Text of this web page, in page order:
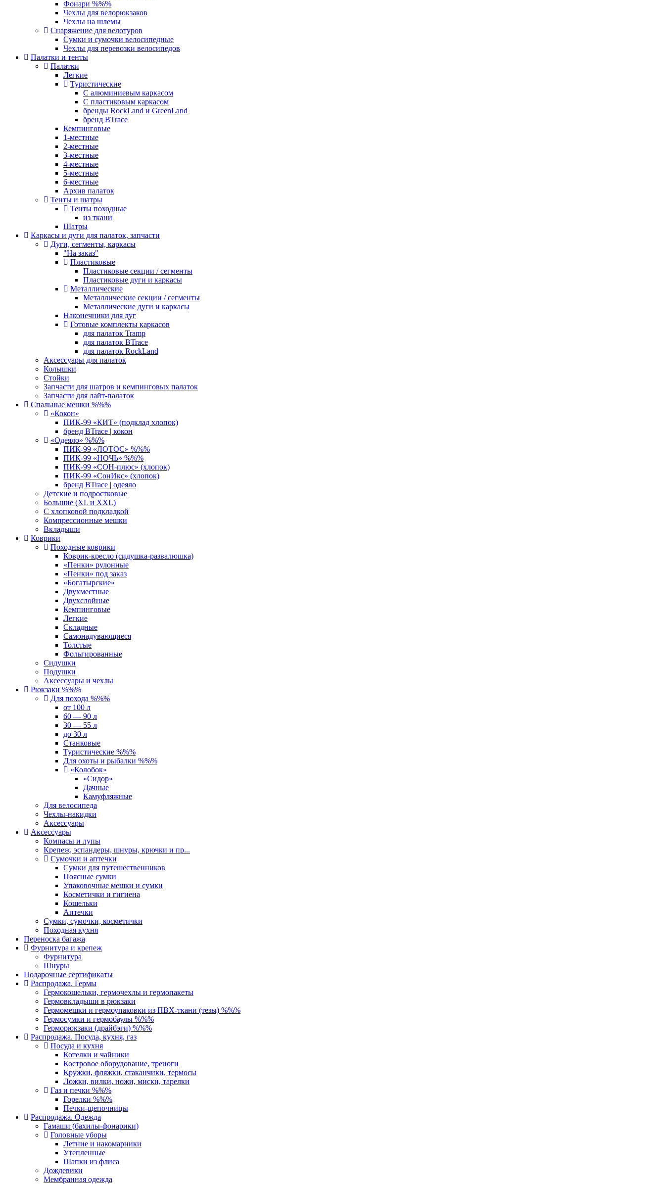
Фонари %%%
Чехлы для велорюкзаков
Чехлы на шлемы
Снаряжение для велотуров
Сумки и сумочки велосипедные
Чехлы для перевозки велосипедов
Палатки и тенты
Палатки
Легкие
Туристические
С алюминиевым каркасом
С пластиковым каркасом
бренды RockLand и GreenLand
бренд BTrace
Кемпинговые
1-местные
2-местные
3-местные
4-местные
5-местные
6-местные
Архив палаток
Тенты и шатры
Тенты походные
из ткани
Шатры
Каркасы и дуги для палаток, запчасти
Дуги, сегменты, каркасы
"На заказ"
Пластиковые
Пластиковые секции / сегменты
Пластиковые дуги и каркасы
Металлические
Металлические секции / сегменты
Металлические дуги и каркасы
Наконечники для дуг
Готовые комплекты каркасов
для палаток Tramp
для палаток BTrace
для палаток RockLand
Аксессуары для палаток
Колышки
Стойки
Запчасти для шатров и кемпинговых палаток
Запчасти для лайт-палаток
Спальные мешки %%%
«Кокон»
ПИК-99 «КИТ» (подклад хлопок)
бренд BTrace | кокон
«Одеяло» %%%
ПИК-99 «ЛОТОС» %%%
ПИК-99 «НОЧЬ» %%%
ПИК-99 «СОН-плюс» (хлопок)
ПИК-99 «СонИкс» (хлопок)
бренд BTrace | одеяло
Детские и подростковые
Большие (XL и XXL)
С хлопковой подкладкой
Компрессионные мешки
Вкладыши
Коврики
Походные коврики
Коврик-кресло (сидушка-развалюшка)
«Пенки» рулонные
«Пенки» под заказ
«Богатырские»
Двухместные
Двухслойные
Кемпинговые
Легкие
Складные
Самонадувающиеся
Толстые
Фольгированные
Сидушки
Подушки
Аксессуары и чехлы
Рюкзаки %%%
Для похода %%%
от 100 л
60 — 90 л
30 — 55 л
до 30 л
Станковые
Туристические %%%
Для охоты и рыбалки %%%
«Колобок»
«Сидор»
Дачные
Камуфляжные
Для велосипеда
Чехлы-накидки
Аксессуары
Аксессуары
Компасы и лупы
Крепеж, эспандеры, шнуры, крючки и пр...
Сумочки и аптечки
Сумки для путешественников
Поясные сумки
Упаковочные мешки и сумки
Косметички и гигиена
Кошельки
Аптечки
Сумки, сумочки, косметички
Походная кухня
Переноска багажа
Фурнитура и крепеж
Фурнитура
Шнуры
Подарочные сертификаты
Распродажа. Гермы
Гермокошельки, гермочехлы и гермопакеты
Гермовкладыши в рюкзаки
Гермомешки и гермоупаковки из ПВХ-ткани (тезы) %%%
Гермосумки и гермобаулы %%%
Герморюкзаки (драйбэги) %%%
Распродажа. Посуда, кухня, газ
Посуда и кухня
Котелки и чайники
Костровое оборудование, треноги
Кружки, фляжки, стаканчики, термосы
Ложки, вилки, ножи, миски, тарелки
Газ и печки %%%
Горелки %%%
Печки-щепочницы
Распродажа. Одежда
Гамаши (бахилы-фонарики)
Головные уборы
Летние и накомарники
Утепленные
Шапки из флиса
Дождевики
Мембранная одежда